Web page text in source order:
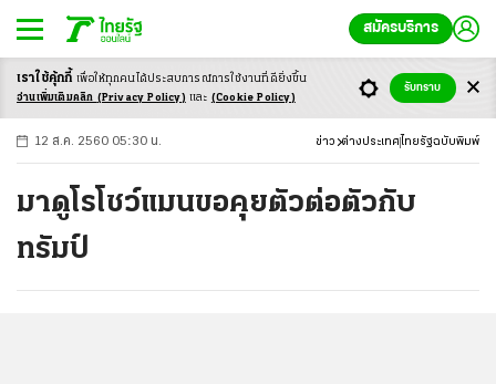
สมัครบริการ
-ก ก ก+
12 ส.ค. 2560 05:30 น. ข่าว ต่างประเทศ ไทยรัฐฉบับพิมพ์
มาดูโรโชว์แมนขอคุยตัวต่อตัวกับ
ทรัมป์
เราใช้คุ้กกี้ เพื่อให้ทุกคนได้ประสบการณ์การใช้งานที่ดียิ่งขึ้น
อ่านเพิ่มเติมคลิก (Privacy Policy) และ (Cookie Policy)
รับทราบ